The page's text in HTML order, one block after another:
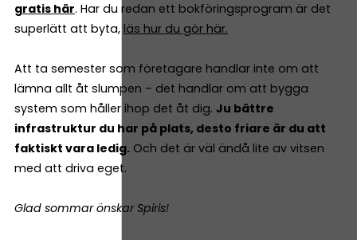
gratis här. Har du redan ett bokföringsprogram är det
superlätt att byta, läs hur du gör här.
Att ta semester som företagare handlar inte om att
lämna allt åt slumpen – det handlar om att bygga
system som håller ihop det åt dig. Ju bättre
infrastruktur du har på plats, desto friare är du att
faktiskt vara ledig. Och det är väl ändå lite av vitsen
med att driva eget.
Glad sommar önskar Spiris!